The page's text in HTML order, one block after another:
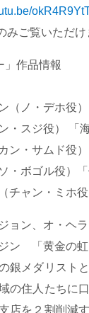
みご覧いただけ
」作品情報
（ノ・デホ役
・スジ役） 「
ン・サムド役
・ボゴル役）
チャン・ミホ
ョン、オ・ヘ
ン 「黄金の虹
銀メダリスト
の住人たちに
店を２割削減